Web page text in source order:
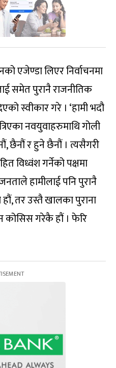
एजेण्डा लिएर निर्वाचनमा
समेत पुरानै राजनीतिक
स्वीकार गरे । ‘हामी भदौ
नवयुवाहरुमाथि गोली
छैनौं र हुने छैनौं । त्यसैगरी
विध्वंश गर्नेको पक्षमा
हामीलाई पनि पुरानै
हौं, तर उस्तै खालका पुराना
कोसिस गरेकै हौं । फेरि